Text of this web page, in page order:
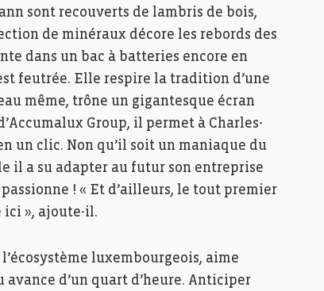
sont recouverts de lambris de bois,
de minéraux décore les rebords des
dans un bac à batteries encore en
feutrée. Elle respire la tradition d’une
même, trône un gigantesque écran
Group, il permet à Charles-
un clic. Non qu’il soit un maniaque du
il a su adapter au futur son entreprise
! « Et d’ailleurs, le tout premier
ici », ajoute-il.
luxembourgeois, aime
d’un quart d’heure. Anticiper